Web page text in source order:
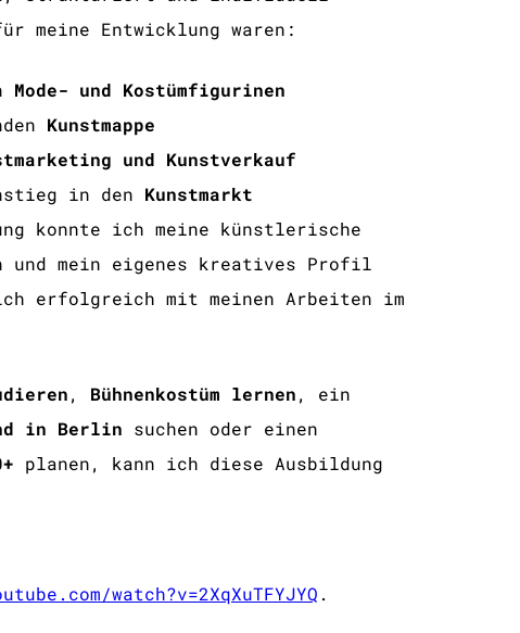
meine Entwicklung waren:
Mode- und Kostümfigurinen
Kunstmappe
und Kunstverkauf
in den Kunstmarkt
konnte ich meine künstlerische
mein eigenes kreatives Profil
erfolgreich mit meinen Arbeiten im
, Bühnenkostüm lernen, ein
in Berlin suchen oder einen
planen, kann ich diese Ausbildung
watch?v=2XqXuTFYJYQ .